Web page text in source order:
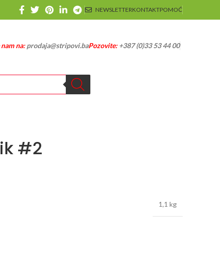
NEWSLETTERKONTAKTPOMOĆ
na:prodaja@stripovi.baPozovite:+387 (0)33 53 44 00
#2
1,1 kg